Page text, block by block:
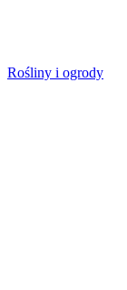
Rośliny i ogrody